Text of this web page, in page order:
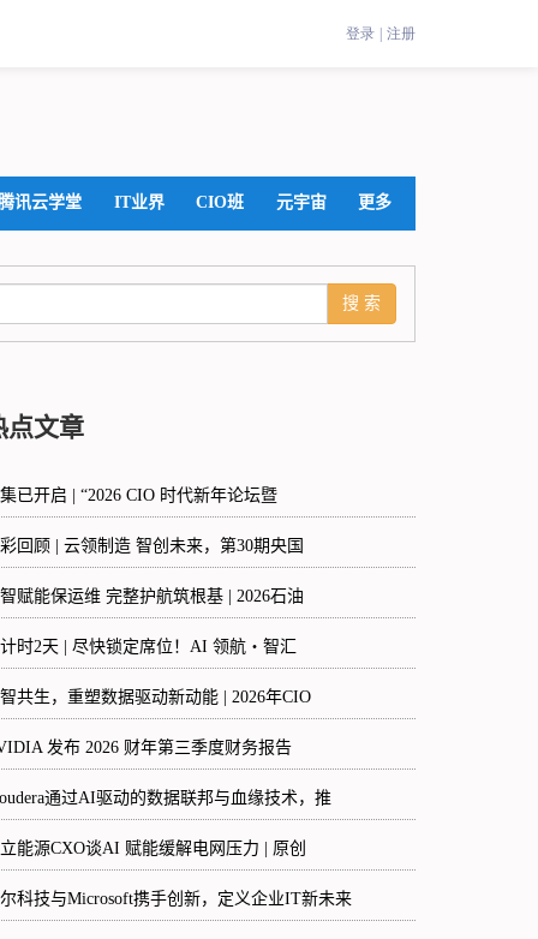
讯云学堂 IT业界 CIO班 元宇宙 更多
点文章
已开启 | “2026 CIO 时代新年论坛暨
回顾 | 云领制造 智创未来，第30期央国
赋能保运维 完整护航筑根基 | 2026石油
时2天 | 尽快锁定席位！AI 领航・智汇
共生，重塑数据驱动新动能 | 2026年CIO
发布 2026 财年第三季度财务报告
通过AI驱动的数据联邦与血缘技术，推
能源CXO谈AI 赋能缓解电网压力 | 原创
科技与Microsoft携手创新，定义企业IT新未来